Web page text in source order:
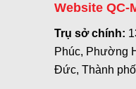
Website QC-
Trụ sở chính:
Phúc, Phường
Đức, Thành